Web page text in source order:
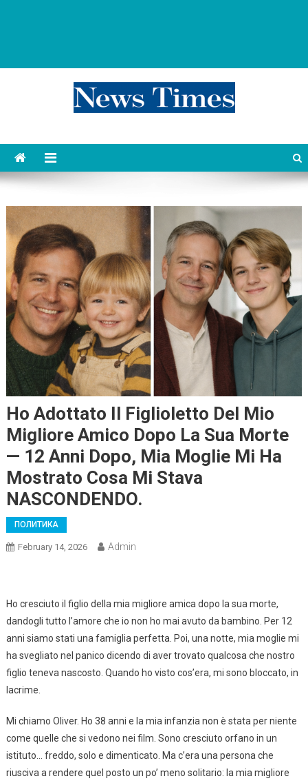
Ho Adottato Il Figlioletto Del Mio
Migliore Amico Dopo La Sua Morte
— 12 Anni Dopo, Mia Moglie Mi Ha
Mostrato Cosa Mi Stava
NASCONDENDO.
ПОЛИТИКА
February 14, 2026 Admin
Ho cresciuto il figlio della mia migliore amica dopo la sua morte,
dandogli tutto l’amore che io non ho mai avuto da bambino. Per 12
anni siamo stati una famiglia perfetta. Poi, una notte, mia moglie mi
ha svegliato nel panico dicendo di aver trovato qualcosa che nostro
figlio teneva nascosto. Quando ho visto cos’era, mi sono bloccato, in
lacrime.
Mi chiamo Oliver. Ho 38 anni e la mia infanzia non è stata per niente
come quelle che si vedono nei film. Sono cresciuto orfano in un
istituto… freddo, solo e dimenticato. Ma c’era una persona che
riusciva a rendere quel posto un po’ meno solitario: la mia migliore